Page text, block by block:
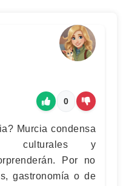
0
Murcia condensa
culturales y
Por no
gastronomía o de